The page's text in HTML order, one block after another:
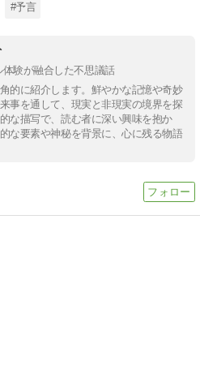
#予言
験が融合した不思議話
的に紹介します。鮮やかな記憶や奇妙
事を通して、現実と非現実の境界を探
な描写で、読む者に深い興味を抱か
な要素や神秘を背景に、心に残る物語